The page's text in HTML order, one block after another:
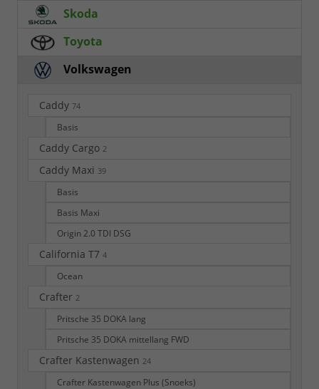
Skoda
Toyota
Volkswagen
Caddy 74
Basis
Caddy Cargo 2
Caddy Maxi 39
Basis
Basis Maxi
Origin 2.0 TDI DSG
California T7 4
Ocean
Crafter 2
Pritsche 35 DOKA lang
Pritsche 35 DOKA mittellang FWD
Crafter Kastenwagen 24
Crafter Kastenwagen Plus (Snoeks)